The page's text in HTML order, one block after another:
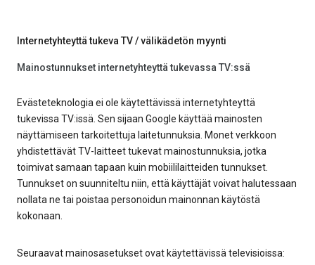
Internetyhteyttä tukeva TV / välikädetön myynti
Mainostunnukset internetyhteyttä tukevassa TV:ssä
Evästeteknologia ei ole käytettävissä internetyhteyttä
tukevissa TV:issä. Sen sijaan Google käyttää mainosten
näyttämiseen tarkoitettuja laitetunnuksia. Monet verkkoon
yhdistettävät TV-laitteet tukevat mainostunnuksia, jotka
toimivat samaan tapaan kuin mobiililaitteiden tunnukset.
Tunnukset on suunniteltu niin, että käyttäjät voivat halutessaan
nollata ne tai poistaa personoidun mainonnan käytöstä
kokonaan.
Seuraavat mainosasetukset ovat käytettävissä televisioissa: